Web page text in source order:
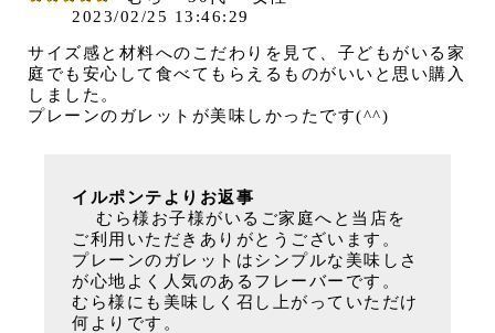
2023/02/25 13:46:29
サイズ感と材料へのこだわりを見て、子どもがいる家
庭でも安心して食べてもらえるものがいいと思い購入
しました。
プレーンのガレットが美味しかったです(^^)
イルポンテよりお返事
むら様お子様がいるご家庭へと当店を
ご利用いただきありがとうございます。
プレーンのガレットはシンプルな美味しさ
が心地よく人気のあるフレーバーです。
むら様にも美味しく召し上がっていただけ
何よりです。